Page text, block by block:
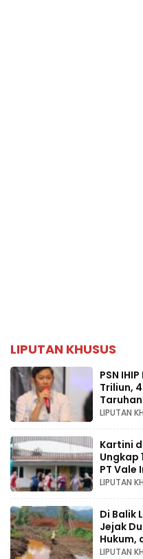
LIPUTAN KHUSUS
PSN
Triliun,
LIPUTAN
Kartini
Ungkap
PT Vale
LIPUTAN
Di Balik
Jejak
Hukum,
LIPUTAN